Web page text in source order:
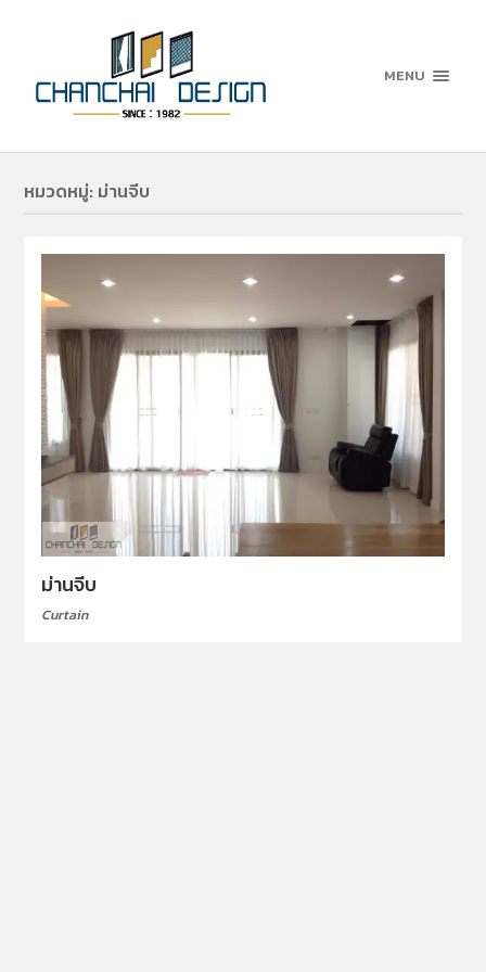
MENU
หมวดหมู่: ม่านจีบ
ม่านจีบ
Curtain